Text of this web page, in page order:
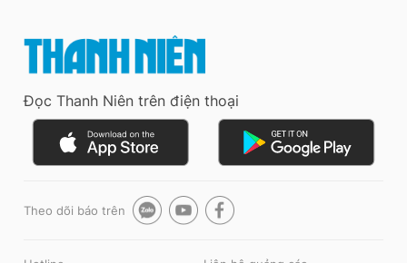
Đọc Thanh Niên trên điện thoại
Theo dõi báo trên